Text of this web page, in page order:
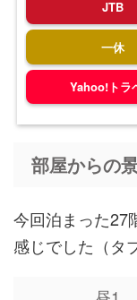
JTB
一休
Yahoo!トラ
部屋からの
今回泊まった27
感じでした（タ